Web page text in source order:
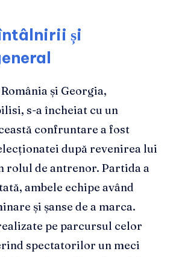
și
și Georgia,
s-a încheiat cu un
confruntare a fost
după revenirea lui
rolul de antrenor. Partida a
ambele echipe având
și șanse de a marca.
pe parcursul celor
spectatorilor un meci